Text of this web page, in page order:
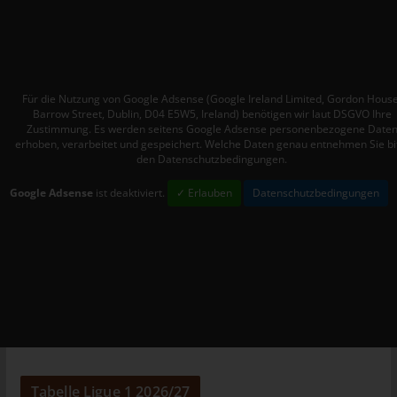
Für die Nutzung von Google Adsense (Google Ireland Limited, Gordon
Barrow Street, Dublin, D04 E5W5, Ireland) benötigen wir laut DSGVO Ihre
Zustimmung. Es werden seitens Google Adsense personenbezogene Daten
erhoben, verarbeitet und gespeichert. Welche Daten genau entnehmen Sie
den Datenschutzbedingungen.
Google Adsense ist deaktiviert. ✓ Erlauben Datenschutzbedingungen
Tabelle Ligue 1 2026/27
Daten im Auftrag des Verantwortlichen verarbeitet.
i) Empfänger
Empfänger ist eine natürliche oder juristische Person, Behörde,
offengelegt werden, unabhängig davon, ob es sich bei ihr um
Einrichtung oder andere Stelle außer der betroffenen Person,